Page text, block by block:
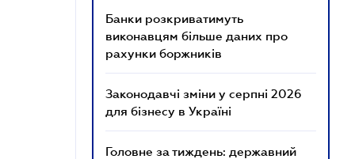
Банки розкриватимуть
виконавцям більше даних про
рахунки боржників
Законодавчі зміни у серпні 2026
для бізнесу в Україні
Головне за тиждень: державний